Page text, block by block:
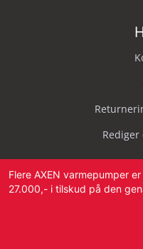
Rediger
Flere AXEN varmepumper er
27.000,- i tilskud på den